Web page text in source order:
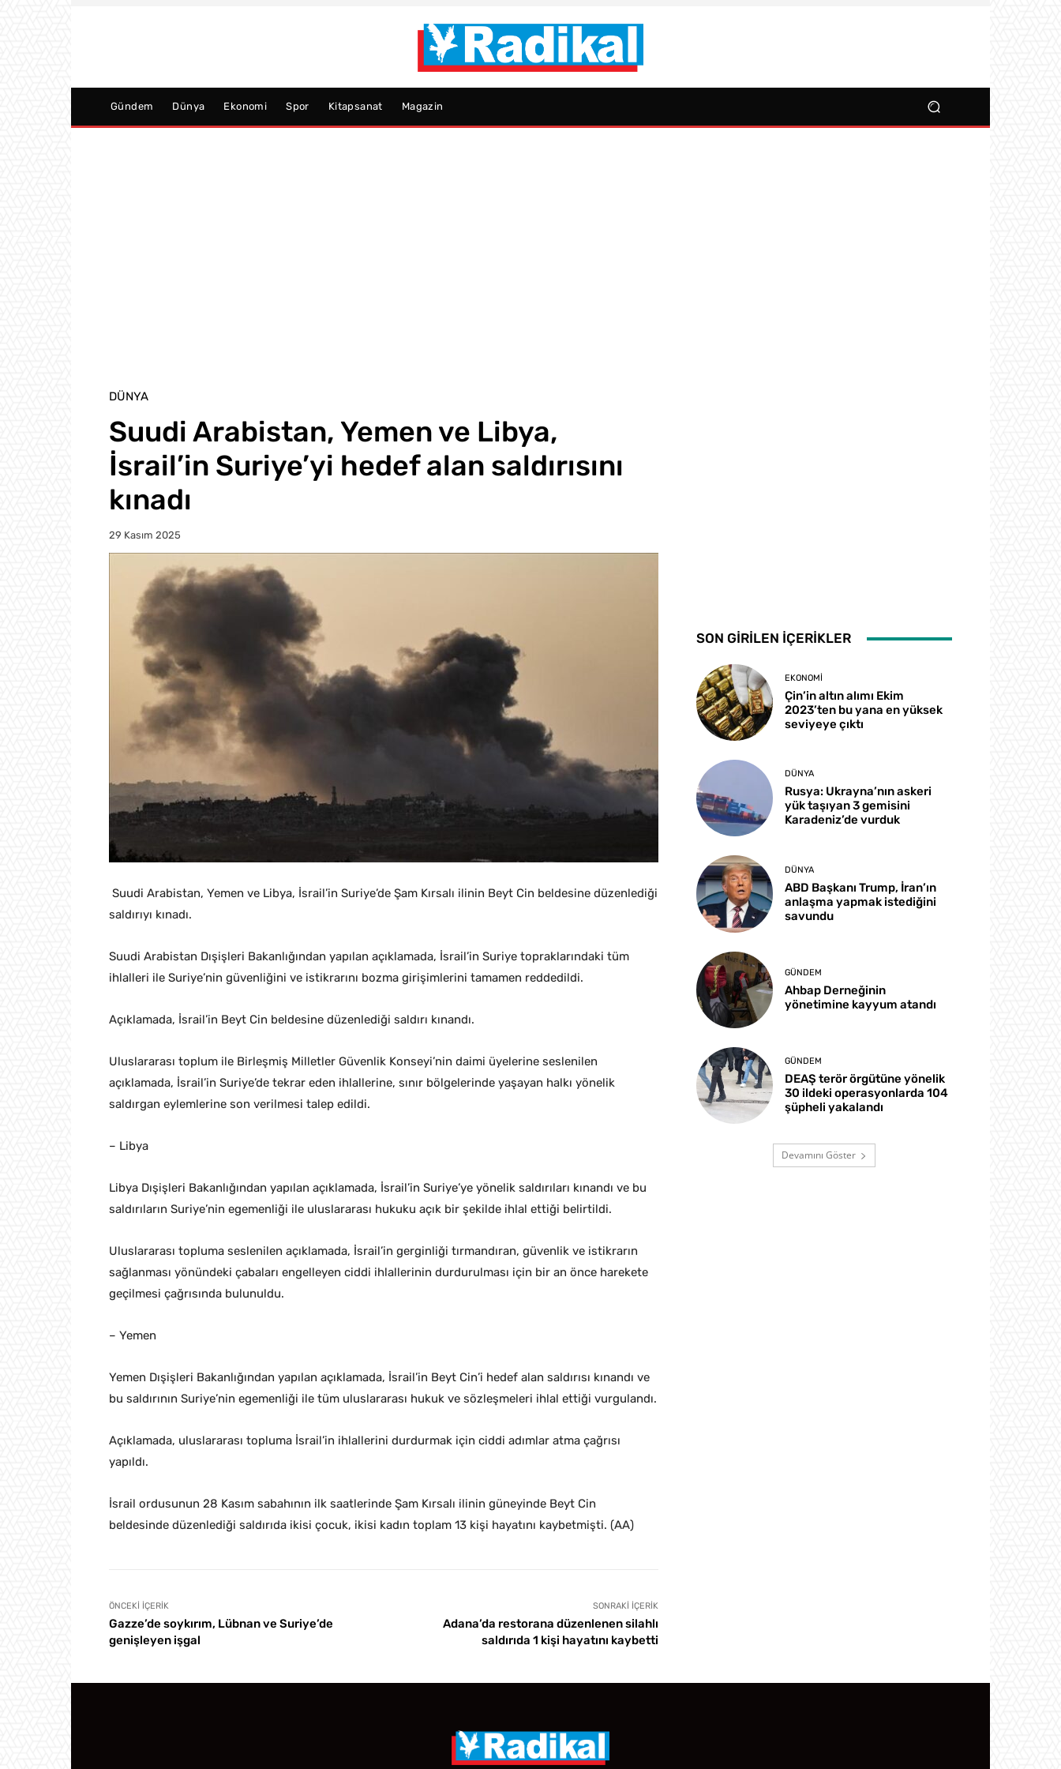
Gündem Dünya Ekonomi Spor Kitapsanat Magazin
DÜNYA
Suudi Arabistan, Yemen ve Libya,
İsrail’in Suriye’yi hedef alan saldırısını
kınadı
29 Kasım 2025
Suudi Arabistan, Yemen ve Libya, İsrail’in Suriye’de Şam Kırsalı ilinin Beyt Cin beldesine düzenlediği
saldırıyı kınadı.
Suudi Arabistan Dışişleri Bakanlığından yapılan açıklamada, İsrail’in Suriye topraklarındaki tüm
ihlalleri ile Suriye’nin güvenliğini ve istikrarını bozma girişimlerini tamamen reddedildi.
Açıklamada, İsrail’in Beyt Cin beldesine düzenlediği saldırı kınandı.
Uluslararası toplum ile Birleşmiş Milletler Güvenlik Konseyi’nin daimi üyelerine seslenilen
açıklamada, İsrail’in Suriye’de tekrar eden ihlallerine, sınır bölgelerinde yaşayan halkı yönelik
saldırgan eylemlerine son verilmesi talep edildi.
– Libya
Libya Dışişleri Bakanlığından yapılan açıklamada, İsrail’in Suriye’ye yönelik saldırıları kınandı ve bu
saldırıların Suriye’nin egemenliği ile uluslararası hukuku açık bir şekilde ihlal ettiği belirtildi.
Uluslararası topluma seslenilen açıklamada, İsrail’in gerginliği tırmandıran, güvenlik ve istikrarın
sağlanması yönündeki çabaları engelleyen ciddi ihlallerinin durdurulması için bir an önce harekete
geçilmesi çağrısında bulunuldu.
– Yemen
Yemen Dışişleri Bakanlığından yapılan açıklamada, İsrail’in Beyt Cin’i hedef alan saldırısı kınandı ve
bu saldırının Suriye’nin egemenliği ile tüm uluslararası hukuk ve sözleşmeleri ihlal ettiği vurgulandı.
Açıklamada, uluslararası topluma İsrail’in ihlallerini durdurmak için ciddi adımlar atma çağrısı
yapıldı.
İsrail ordusunun 28 Kasım sabahının ilk saatlerinde Şam Kırsalı ilinin güneyinde Beyt Cin
beldesinde düzenlediği saldırıda ikisi çocuk, ikisi kadın toplam 13 kişi hayatını kaybetmişti. (AA)
ÖNCEKI İÇERIK
Gazze’de soykırım, Lübnan ve Suriye’de
genişleyen işgal
SONRAKI İÇERIK
Adana’da restorana düzenlenen silahlı
saldırıda 1 kişi hayatını kaybetti
SON GİRİLEN İÇERİKLER
EKONOMI
Çin’in altın alımı Ekim
2023’ten bu yana en yüksek
seviyeye çıktı
DÜNYA
Rusya: Ukrayna’nın askeri
yük taşıyan 3 gemisini
Karadeniz’de vurduk
DÜNYA
ABD Başkanı Trump, İran’ın
anlaşma yapmak istediğini
savundu
GÜNDEM
Ahbap Derneğinin
yönetimine kayyum atandı
GÜNDEM
DEAŞ terör örgütüne yönelik
30 ildeki operasyonlarda 104
şüpheli yakalandı
Devamını Göster